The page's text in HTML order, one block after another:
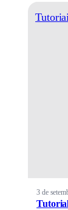
3 de